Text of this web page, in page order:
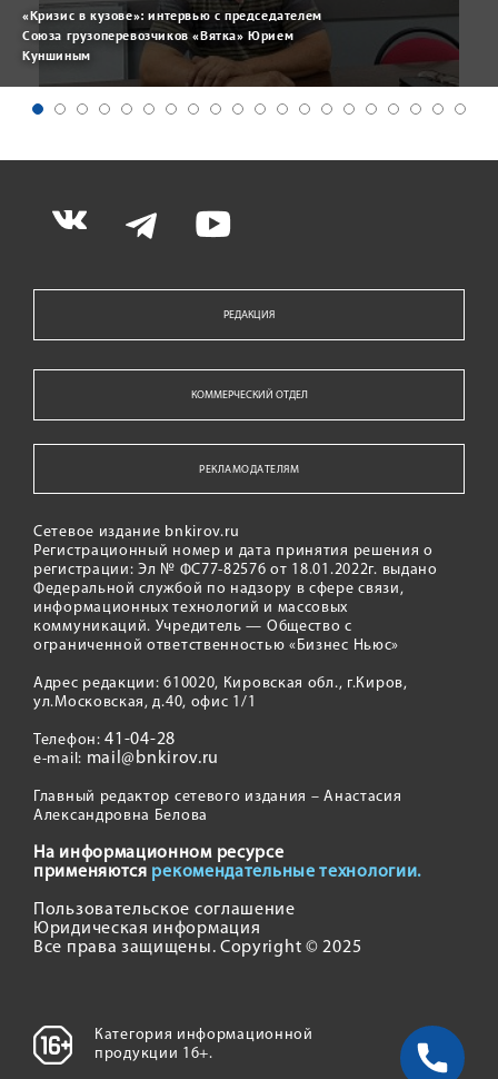
«Кризис в кузове»: интервью с председателем
Союза грузоперевозчиков «Вятка» Юрием
Куншиным
РЕДАКЦИЯ
КОММЕРЧЕСКИЙ ОТДЕЛ
РЕКЛАМОДАТЕЛЯМ
Сетевое издание bnkirov.ru
Регистрационный номер и дата принятия решения о
регистрации: Эл № ФС77-82576 от 18.01.2022г. выдано
Федеральной службой по надзору в сфере связи,
информационных технологий и массовых
коммуникаций. Учредитель — Общество с
ограниченной ответственностью «Бизнес Ньюс»
Адрес редакции: 610020, Кировская обл., г.Киров,
ул.Московская, д.40, офис 1/1
Телефон:41-04-28
e-mail: mail@bnkirov.ru
Главный редактор сетевого издания – Анастасия
Александровна Белова
На информационном ресурсе
применяются рекомендательные технологии.
Пользовательское соглашение
Юридическая информация
Все права защищены. Copyright © 2025
Категория информационной
продукции 16+.